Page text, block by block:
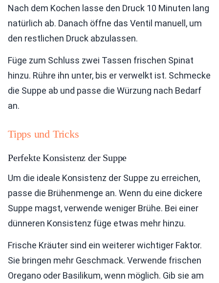
Nach dem Kochen lasse den Druck 10 Minuten lang
natürlich ab. Danach öffne das Ventil manuell, um
den restlichen Druck abzulassen.
Füge zum Schluss zwei Tassen frischen Spinat
hinzu. Rühre ihn unter, bis er verwelkt ist. Schmecke
die Suppe ab und passe die Würzung nach Bedarf
an.
Tipps und Tricks
Perfekte Konsistenz der Suppe
Um die ideale Konsistenz der Suppe zu erreichen,
passe die Brühenmenge an. Wenn du eine dickere
Suppe magst, verwende weniger Brühe. Bei einer
dünneren Konsistenz füge etwas mehr hinzu.
Frische Kräuter sind ein weiterer wichtiger Faktor.
Sie bringen mehr Geschmack. Verwende frischen
Oregano oder Basilikum, wenn möglich. Gib sie am